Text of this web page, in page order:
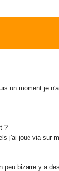
un moment je
?
j'ai joué via sur
bizarre y a